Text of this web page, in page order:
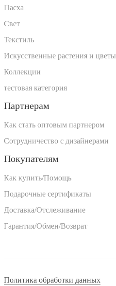
Пасха
Свет
Текстиль
Искусственные растения и цветы
Коллекции
тестовая категория
Партнерам
Как стать оптовым партнером
Сотрудничество с дизайнерами
Покупателям
Как купить/Помощь
Подарочные сертификаты
Доставка/Отслеживание
Гарантия/Обмен/Возврат
Политика обработки данных